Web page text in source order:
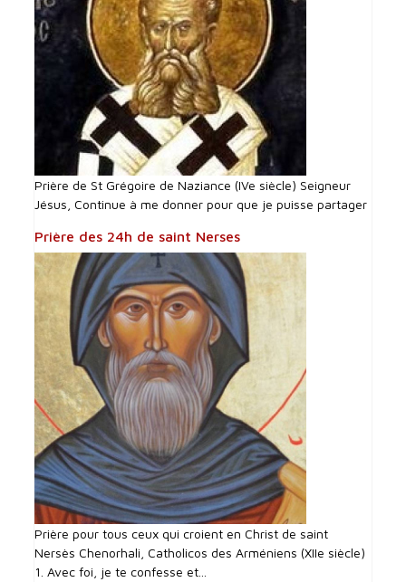
Prière de St Grégoire de Naziance (IVe siècle) Seigneur
Jésus, Continue à me donner pour que je puisse partager
Prière des 24h de saint Nerses
Prière pour tous ceux qui croient en Christ de saint
Nersès Chenorhali, Catholicos des Arméniens (XIIe siècle)
1. Avec foi, je te confesse et...